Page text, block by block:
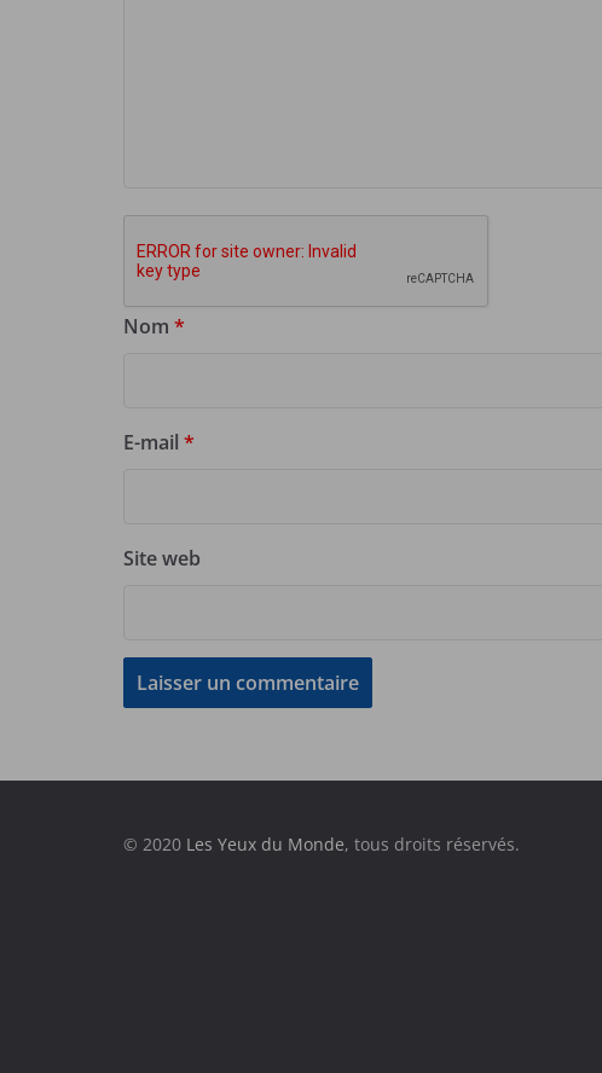
Nom *
E-mail *
Site web
© 2020 Les Yeux du Monde, tous droits réservés.